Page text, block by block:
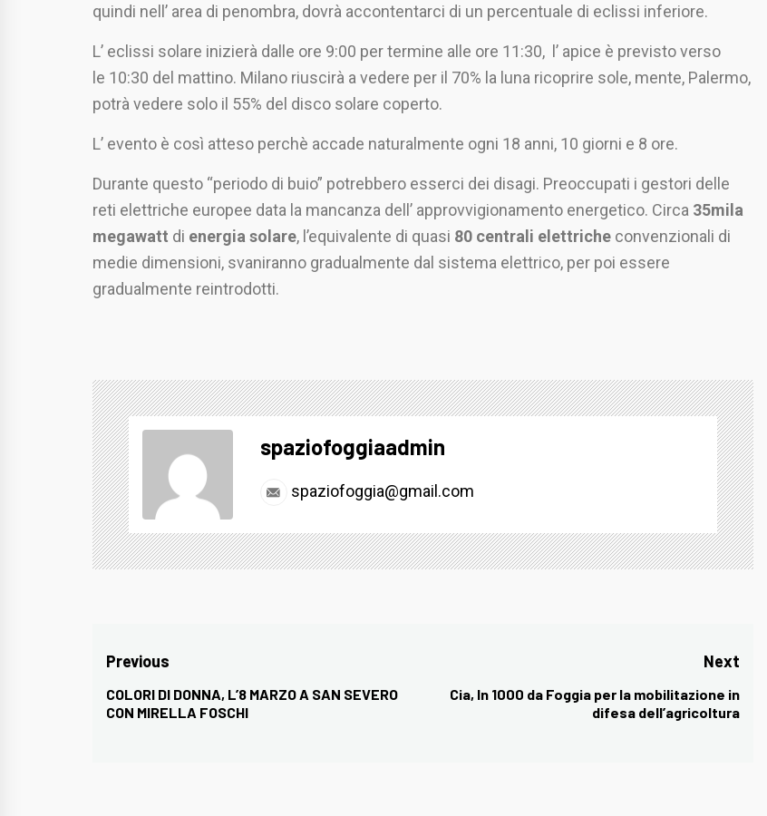
quindi nell’ area di penombra, dovrà accontentarci di un percentuale di eclissi inferiore.
L’ eclissi solare inizierà dalle ore 9:00 per termine alle ore 11:30, l’ apice è previsto verso
le 10:30 del mattino. Milano riuscirà a vedere per il 70% la luna ricoprire sole, mente, Palermo,
potrà vedere solo il 55% del disco solare coperto.
L’ evento è così atteso perchè accade naturalmente ogni 18 anni, 10 giorni e 8 ore.
Durante questo “periodo di buio” potrebbero esserci dei disagi. Preoccupati i gestori delle
reti elettriche europee data la mancanza dell’ approvvigionamento energetico. Circa 35mila
megawatt di energia solare, l’equivalente di quasi 80 centrali elettriche convenzionali di
medie dimensioni, svaniranno gradualmente dal sistema elettrico, per poi essere
gradualmente reintrodotti.
spaziofoggiaadmin
spaziofoggia@gmail.com
Navigazione
articoli
Previous
Previous
post:
COLORI DI DONNA, L’8 MARZO A SAN SEVERO
CON MIRELLA FOSCHI
Next
Next
post:
Cia, In 1000 da Foggia per la mobilitazione in
difesa dell’agricoltura